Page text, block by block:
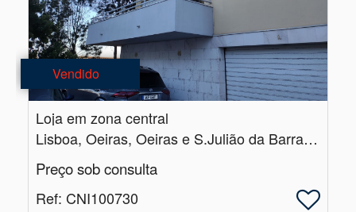
Vendido
Loja em zona central
Lisboa, Oeiras, Oeiras e S.Julião da Barra, Paço de Arcos e Caxias
Preço sob consulta
Ref: CNI100730